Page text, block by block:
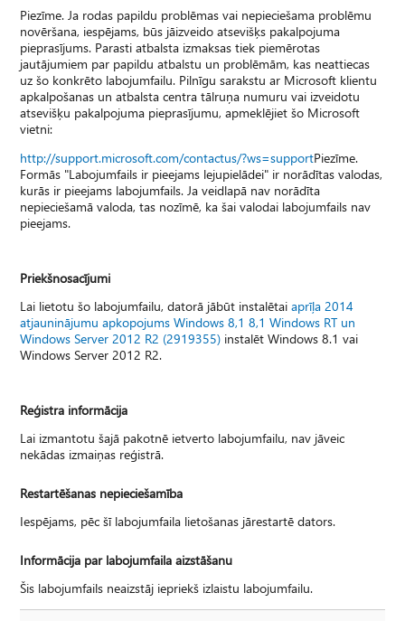
Piezīme. Ja rodas papildu problēmas vai nepieciešama problēmu
novēršana, iespējams, būs jāizveido atsevišķs pakalpojuma
pieprasījums. Parasti atbalsta izmaksas tiek piemērotas
jautājumiem par papildu atbalstu un problēmām, kas neattiecas
uz šo konkrēto labojumfailu. Pilnīgu sarakstu ar Microsoft klientu
apkalpošanas un atbalsta centra tālruņa numuru vai izveidotu
atsevišķu pakalpojuma pieprasījumu, apmeklējiet šo Microsoft
vietni:
http://support.microsoft.com/contactus/?ws=supportPiezīme.
Formās "Labojumfails ir pieejams lejupielādei" ir norādītas valodas,
kurās ir pieejams labojumfails. Ja veidlapā nav norādīta
nepieciešamā valoda, tas nozīmē, ka šai valodai labojumfails nav
pieejams.
Priekšnosacījumi
Lai lietotu šo labojumfailu, datorā jābūt instalētaiaprīļa 2014
atjauninājumu apkopojums Windows 8,1 8,1 Windows RT un
Windows Server 2012 R2 (2919355) instalēt Windows 8.1 vai
Windows Server 2012 R2.
Reģistra informācija
Lai izmantotu šajā pakotnē ietverto labojumfailu, nav jāveic
nekādas izmaiņas reģistrā.
Restartēšanas nepieciešamība
Iespējams, pēc šī labojumfaila lietošanas jārestartē dators.
Informācija par labojumfaila aizstāšanu
Šis labojumfails neaizstāj iepriekš izlaistu labojumfailu.